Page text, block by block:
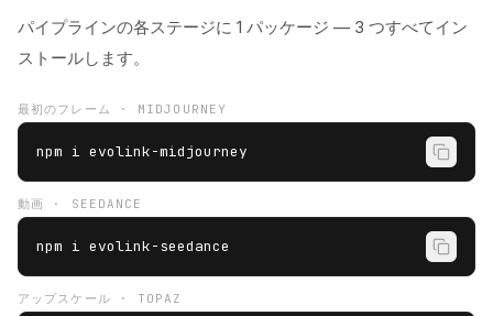
パイプラインの各ステージに 1 パッケージ — 3 つすべてイン
ストールします。
最初のフレーム · MIDJOURNEY
npm i evolink-midjourney
動画 · SEEDANCE
npm i evolink-seedance
アップスケール · TOPAZ